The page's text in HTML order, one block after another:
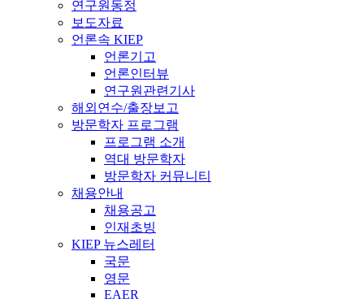
연구원동정
보도자료
언론속 KIEP
언론기고
언론인터뷰
연구원관련기사
해외연수/출장보고
방문학자 프로그램
프로그램 소개
역대 방문학자
방문학자 커뮤니티
채용안내
채용공고
인재초빙
KIEP 뉴스레터
국문
영문
EAER